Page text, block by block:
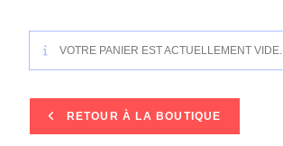
VOTRE PANIER EST ACTUELLEMENT VIDE.
RETOUR À LA BOUTIQUE